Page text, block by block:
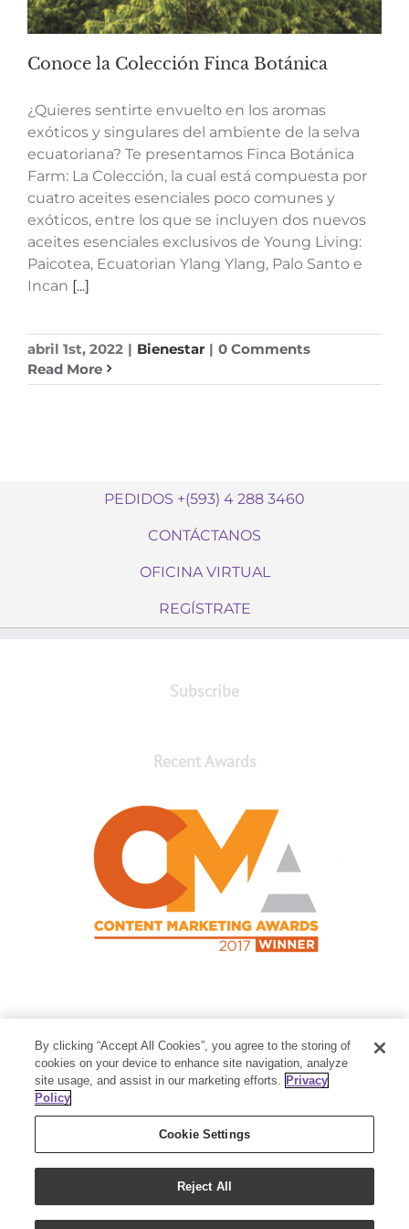
Conoce la Colección Finca Botánica
¿Quieres sentirte envuelto en los aromas
exóticos y singulares del ambiente de la selva
ecuatoriana? Te presentamos Finca Botánica
Farm: La Colección, la cual está compuesta por
cuatro aceites esenciales poco comunes y
exóticos, entre los que se incluyen dos nuevos
aceites esenciales exclusivos de Young Living:
Paicotea, Ecuatorian Ylang Ylang, Palo Santo e
Incan [...]
abril 1st, 2022 | Bienestar | 0 Comments
Read More
PEDIDOS +(593) 4 288 3460
CONTÁCTANOS
OFICINA VIRTUAL
REGÍSTRATE
Subscribe
Recent Awards
Member Services:
1-800-371-3515
Thanksgiving Point Business Park
3125 Executive Parkway
Lehi, UT 84043
By clicking “Accept All Cookies”, you agree to the storing of
cookies on your device to enhance site navigation, analyze
site usage, and assist in our marketing efforts. Privacy
Policy
Cookie Settings
Reject All